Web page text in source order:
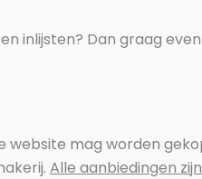
inlijsten? Dan graag even
mag worden
Alle aanbiedingen